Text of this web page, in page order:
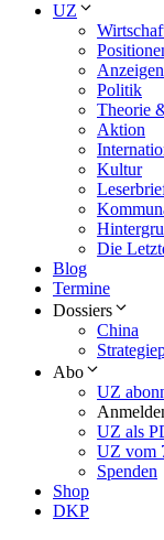
UZ
Anzeigen
Politik
Theorie
Aktion
Kultur
Die
Blog
Termine
Dossiers
China
Abo
UZ
UZ als
UZ vom
Spenden
Shop
DKP